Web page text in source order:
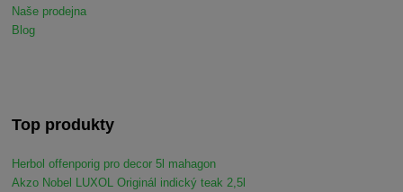
Naše prodejna
Blog
Top produkty
Herbol offenporig pro decor 5l mahagon
Akzo Nobel LUXOL Originál indický teak 2,5l